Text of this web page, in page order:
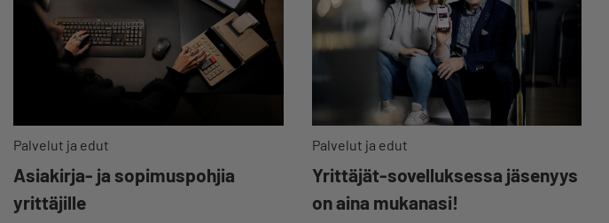
Palvelut ja edut
Asiakirja- ja sopimuspohjia
yrittäjille
Palvelut ja edut
Yrittäjät-sovelluksessa jäsenyys
on aina mukanasi!